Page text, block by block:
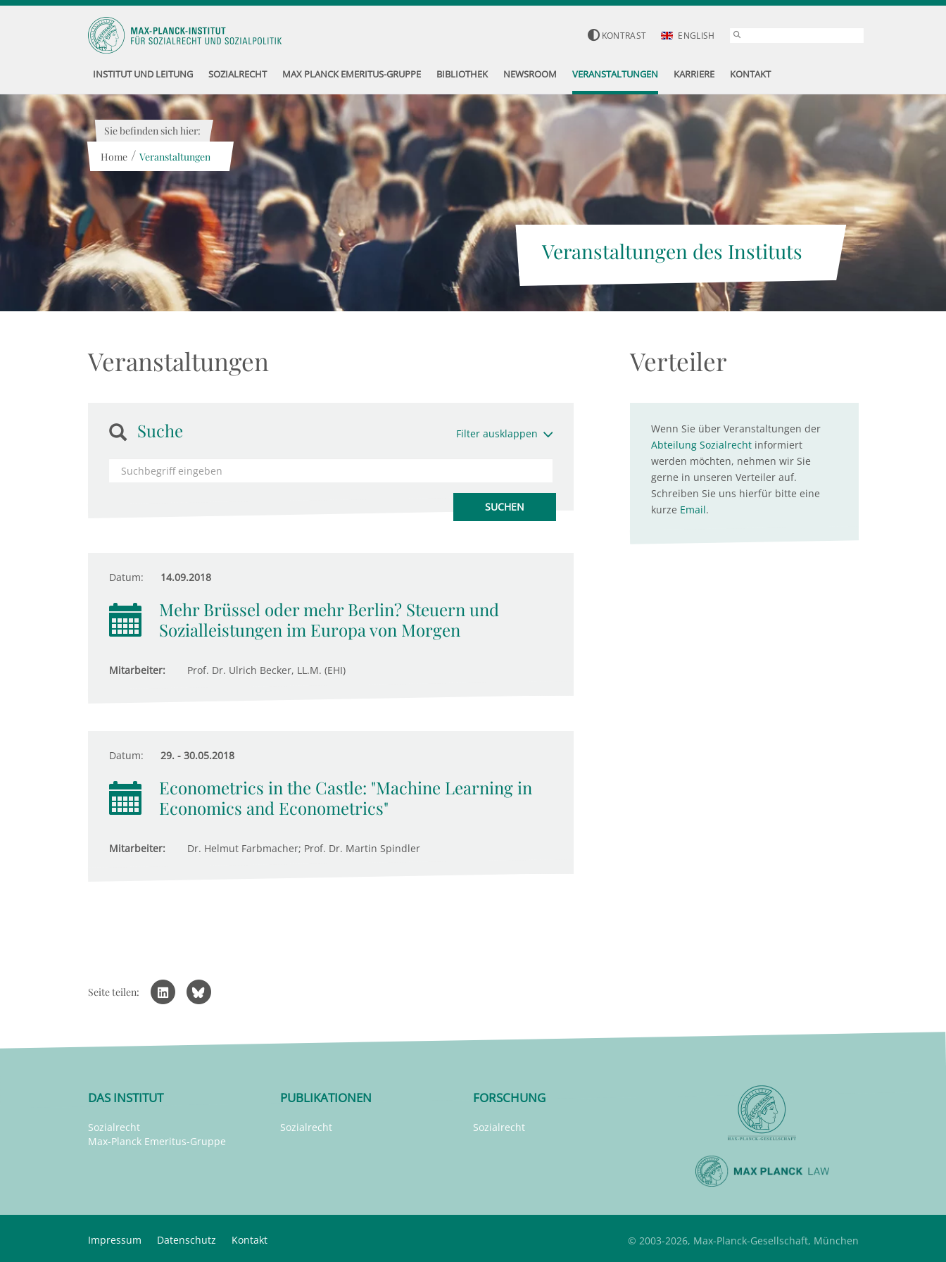
KONTRAST ENGLISH
INSTITUT UND LEITUNG SOZIALRECHT MAX PLANCK EMERITUS-GRUPPE BIBLIOTHEK NEWSROOM VERANSTALTUNGEN KARRIERE KONTAKT
Veranstaltungen des Instituts
Sie befinden sich hier:
Home / Veranstaltungen
Veranstaltungen
Suche Filter ausklappen
Datum: 14.09.2018
Mehr Brüssel oder mehr Berlin? Steuern und
Sozialleistungen im Europa von Morgen
Mitarbeiter: Prof. Dr. Ulrich Becker, LL.M. (EHI)
Datum: 29. - 30.05.2018
Econometrics in the Castle: "Machine Learning in
Economics and Econometrics"
Mitarbeiter: Dr. Helmut Farbmacher; Prof. Dr. Martin Spindler
Verteiler
Wenn Sie über Veranstaltungen der
Abteilung Sozialrechtinformiert
werden möchten, nehmen wir Sie
gerne in unseren Verteiler auf.
Schreiben Sie uns hierfür bitte eine
kurze Email.
Seite teilen:
DAS INSTITUT
Sozialrecht
Max-Planck Emeritus-Gruppe
PUBLIKATIONEN
Sozialrecht
FORSCHUNG
Sozialrecht
Impressum Datenschutz Kontakt © 2003-2026, Max-Planck-Gesellschaft, München